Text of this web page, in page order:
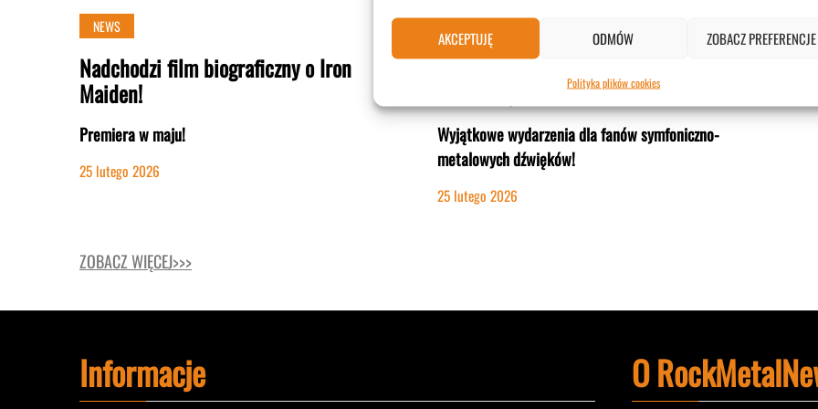
AKCEPTUJĘ ODMÓW ZOBACZ PREFERENCJE
Polityka plików cookies
NEWS
Nadchodzi film biograficzny o Iron
Maiden!
Premiera w maju!
25 lutego 2026
Kamelot na dwóch koncertach w Polsce!
Wyjątkowe wydarzenia dla fanów symfoniczno-
metalowych dźwięków!
25 lutego 2026
ZOBACZ WIĘCEJ>>>
Informacje O